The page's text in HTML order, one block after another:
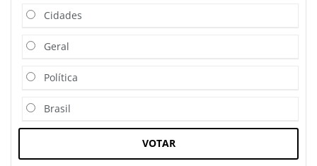
Cidades
Geral
Política
Brasil
VOTAR